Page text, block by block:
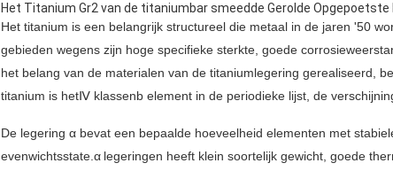
Het Titanium Gr2 van de titaniumbar smeedde Gerolde Opgepoetste
Het titanium is een belangrijk structureel die metaal in de jaren '50
gebieden wegens zijn hoge specifieke sterkte, goede
het belang van de materialen van de titaniumlegering gerealiseerd,
titanium is hetⅣ klassenb element in de periodieke lijst, de
De legering α bevat een bepaalde hoeveelheid elementen met
evenwichtsstate.α legeringen heeft klein soortelijk gewicht, goede